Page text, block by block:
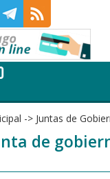
-> Juntas de
de